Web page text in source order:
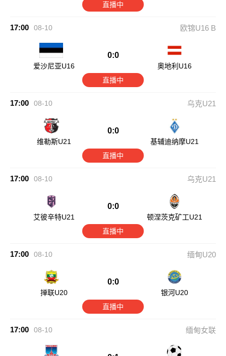
直播中
17:00 08-10 欧锦U16 B
爱沙尼亚U16
0:0
奥地利U16
直播中
17:00 08-10 乌克U21
维勒斯U21
0:0
基辅迪纳摩U21
直播中
17:00 08-10 乌克U21
艾彼辛特U21
0:0
顿涅茨克矿工U21
直播中
17:00 08-10 缅甸U20
掸联U20
0:0
银河U20
直播中
17:00 08-10 缅甸女联